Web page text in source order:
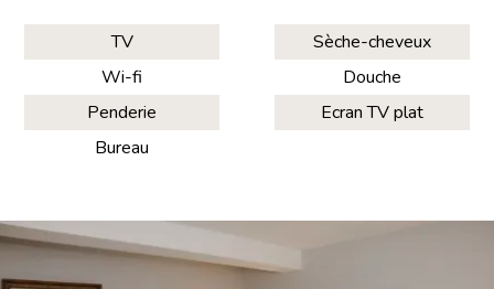
TV
Wi-fi
Penderie
Bureau
Sèche-cheveux
Douche
Ecran TV plat